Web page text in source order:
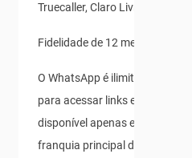
Truecaller, Claro Livros
Fidelidade de 12 meses
O WhatsApp é ilimitado para
para acessar links externos, e
disponível apenas enquanto
franquia principal de dados